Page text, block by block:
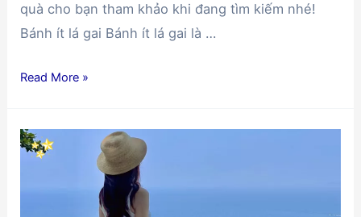
quà cho bạn tham khảo khi đang tìm kiếm nhé!
Bánh ít lá gai Bánh ít lá gai là …
Những
sản
dân
Read More »